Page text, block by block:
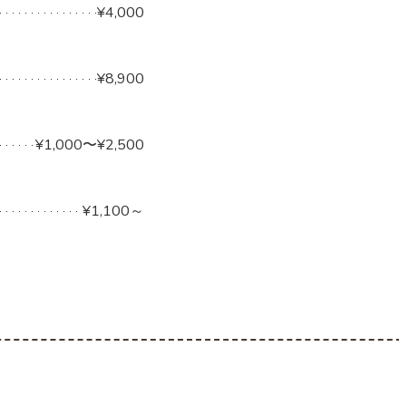
¥4,000
¥8,900
¥1,000〜¥2,500
¥1,100～